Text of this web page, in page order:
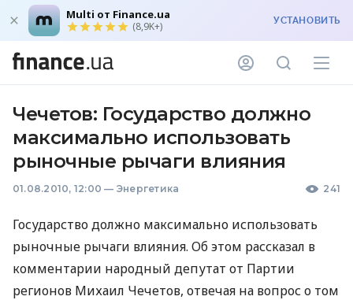
Multi от Finance.ua
(8,9K+) УСТАНОВИТЬ
Чечетов: Государство должно
максимально использовать
рыночные рычаги влияния
01.08.2010, 12:00 — Энергетика 241
Государство должно максимально использовать
рыночные рычаги влияния. Об этом рассказал в
комментарии народный депутат от Партии
регионов Михаил Чечетов, отвечая на вопрос о том